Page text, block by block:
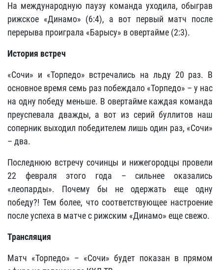
На международную паузу команда уходила, обыграв
рижское «Динамо» (6:4), а вот первый матч после
перерыва проиграла «Барысу» в овертайме (2:3).
История встреч
«Сочи» и «Торпедо» встречались на льду 20 раз. В
основное время семь раз побеждало «Торпедо» – у нас
на одну победу меньше. В овертайме каждая команда
преуспевала дважды, а вот из серий буллитов наш
соперник выходил победителем лишь один раз, «Сочи»
– два.
Последнюю встречу сочинцы и нижегородцы провели
22 февраля этого года – сильнее оказались
«леопарды». Почему бы не одержать еще одну
победу?! Тем более, что соответствующее настроение
после успеха в матче с рижским «Динамо» еще свежо.
Трансляция
Матч «Торпедо» – «Сочи» будет показан в прямом